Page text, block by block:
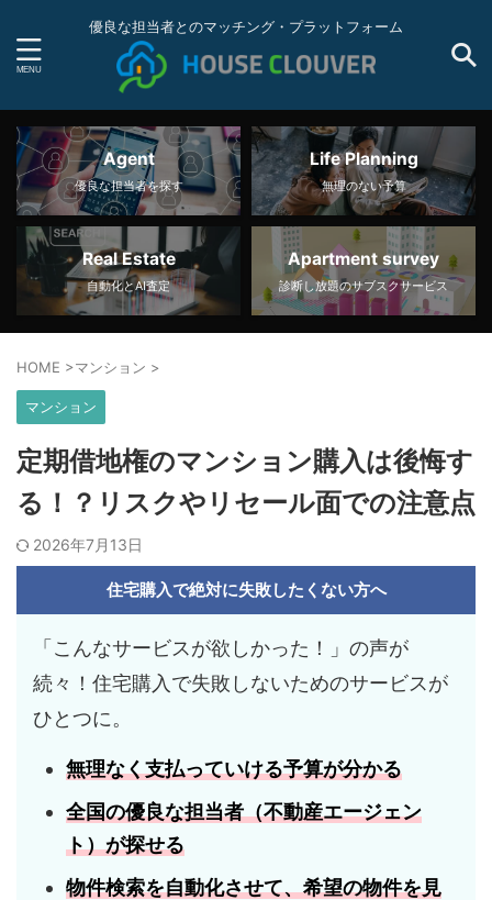
優良な担当者とのマッチング・プラットフォーム
Agent
優良な担当者を探す
Life Planning
無理のない予算
Real Estate
自動化とAI査定
Apartment survey
診断し放題のサブスクサービス
HOME >マンション >
マンション
定期借地権のマンション購入は後悔す
る！？リスクやリセール面での注意点
2026年7月13日
住宅購入で絶対に失敗したくない方へ
「こんなサービスが欲しかった！」の声が
続々！住宅購入で失敗しないためのサービスが
ひとつに。
無理なく支払っていける予算が分かる
全国の優良な担当者（不動産エージェン
ト）が探せる
物件検索を自動化させて、希望の物件を見